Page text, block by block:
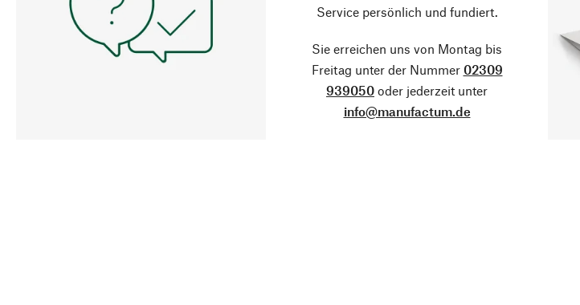
Service persönlich und fundiert.
Sie erreichen uns von Montag bis
Freitag unter der Nummer 02309
939050 oder jederzeit unter
info@manufactum.de